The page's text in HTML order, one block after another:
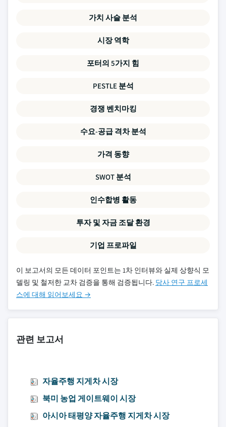
가치 사슬 분석
시장 역학
포터의 5가지 힘
PESTLE 분석
경쟁 벤치마킹
수요-공급 격차 분석
가격 동향
SWOT 분석
인수합병 활동
투자 및 자금 조달 환경
기업 프로파일
이 보고서의 모든 데이터 포인트는 1차 인터뷰와 실제 상향식 모
델링 및 철저한 교차 검증을 통해 검증됩니다. 당사 연구 프로세
스에 대해 읽어보세요 →
관련 보고서
자율주행 지게차 시장
북미 농업 게이트웨이 시장
아시아 태평양 자율주행 지게차 시장